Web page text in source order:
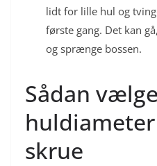
lidt for lille hul og
første gang. Det kan
og sprænge bossen.
Sådan
skrue